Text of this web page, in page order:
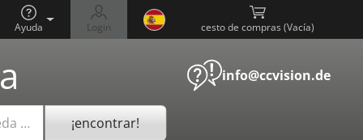
Ayuda Login cesto de compras ( )
info@ccvision.de
… ¡encontrar!